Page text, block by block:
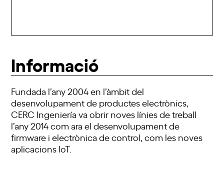
Informació
Fundada l’any 2004 en l’àmbit del
desenvolupament de productes electrònics,
CERC Ingeniería va obrir noves línies de treball
l’any 2014 com ara el desenvolupament de
firmware i electrònica de control, com les noves
aplicacions IoT.